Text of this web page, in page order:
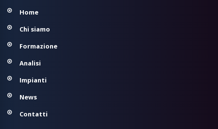
Home
Chi siamo
Formazione
Analisi
Impianti
News
Contatti